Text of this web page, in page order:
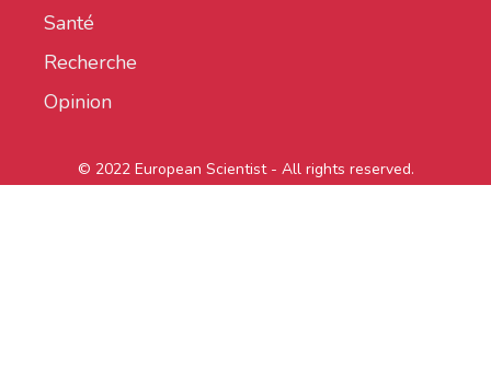
Santé
Recherche
Opinion
© 2022 European Scientist - All rights reserved.